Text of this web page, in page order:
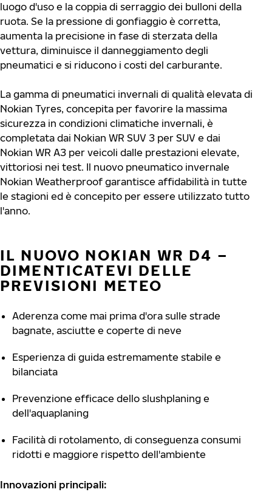
luogo d'uso e la coppia di serraggio dei bulloni della
ruota. Se la pressione di gonfiaggio è corretta,
aumenta la precisione in fase di sterzata della
vettura, diminuisce il danneggiamento degli
pneumatici e si riducono i costi del carburante.
La gamma di pneumatici invernali di qualità elevata di
Nokian Tyres, concepita per favorire la massima
sicurezza in condizioni climatiche invernali, è
completata dai Nokian WR SUV 3 per SUV e dai
Nokian WR A3 per veicoli dalle prestazioni elevate,
vittoriosi nei test. Il nuovo pneumatico invernale
Nokian Weatherproof garantisce affidabilità in tutte
le stagioni ed è concepito per essere utilizzato tutto
l'anno.
IL NUOVO NOKIAN WR D4 –
DIMENTICATEVI DELLE
PREVISIONI METEO
Aderenza come mai prima d'ora sulle strade
bagnate, asciutte e coperte di neve
Esperienza di guida estremamente stabile e
bilanciata
Prevenzione efficace dello slushplaning e
dell'aquaplaning
Facilità di rotolamento, di conseguenza consumi
ridotti e maggiore rispetto dell'ambiente
Innovazioni principali: